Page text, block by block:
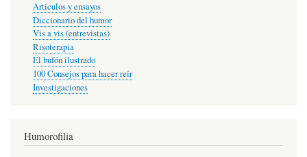
Artículos y ensayos
Diccionario del humor
Vis a vis (entrevistas)
Risoterapia
El bufón ilustrado
100 Consejos para hacer reír
Investigaciones
Humorofilia